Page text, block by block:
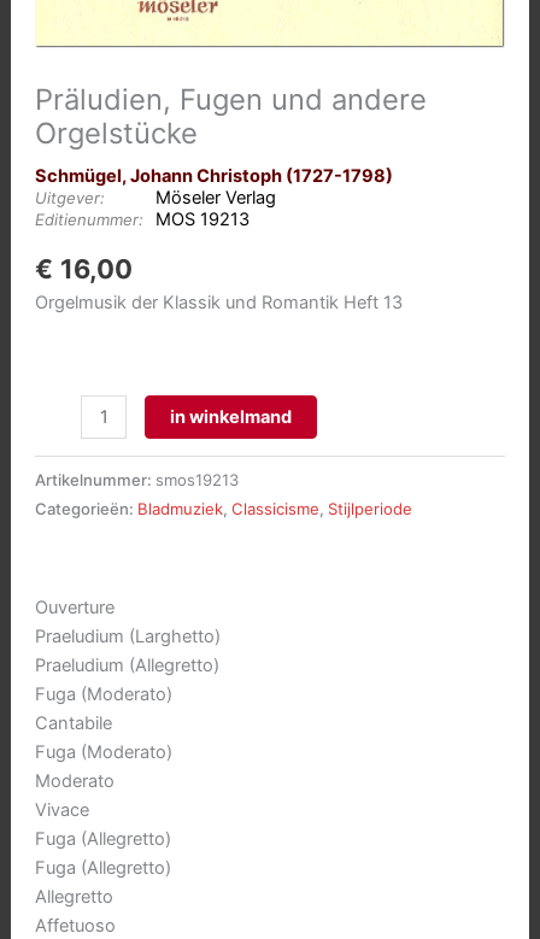
Präludien, Fugen und andere
Orgelstücke
Schmügel, Johann Christoph (1727-1798)
Uitgever: Möseler Verlag
Editienummer: MOS 19213
€ 16,00
Orgelmusik der Klassik und Romantik Heft 13
Präludien,
Fugen
Orgelstücke
in winkelmand
Artikelnummer: smos19213
Categorieën: Bladmuziek, Classicisme, Stijlperiode
Ouverture
Praeludium (Larghetto)
Praeludium (Allegretto)
Fuga (Moderato)
Cantabile
Fuga (Moderato)
Moderato
Vivace
Fuga (Allegretto)
Fuga (Allegretto)
Allegretto
Affetuoso